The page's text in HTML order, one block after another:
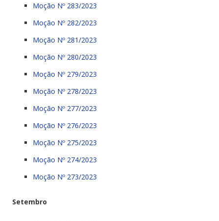
Moção Nº 283/2023
Moção Nº 282/2023
Moção Nº 281/2023
Moção Nº 280/2023
Moção Nº 279/2023
Moção Nº 278/2023
Moção Nº 277/2023
Moção Nº 276/2023
Moção Nº 275/2023
Moção Nº 274/2023
Moção Nº 273/2023
Setembro